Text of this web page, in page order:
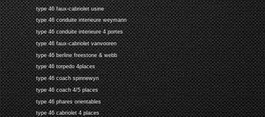
type 46 faux-cabriolet usine
type 46 conduite interieure weymann
type 46 conduite interieure 4 portes
type 46 faux-cabriolet vanvooren
type 46 berline freestone & webb
type 46 torpedo 4places
type 46 coach spinnewyn
type 46 coach 4/5 places
type 46 phares orientables
type 46 cabriolet 4 places